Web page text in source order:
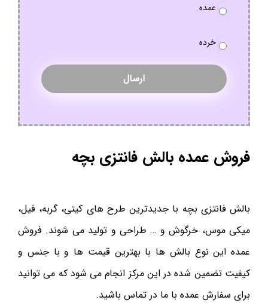
سفارش
عمده
خرده
فروش عمده بالش فانتزی بچه
بالش فانتزی بچه با جدیدترین طرح های کیتی، گربه، فیل،
میکی موس، خرگوش و … طراحی و تولید می شوند. فروش
عمده این نوع بالش ها با بهترین قیمت ها و با جنس و
کیفیت تضمین شده در این مرکز انجام می شود که می توانید
برای سفارش عمده با ما در تماس باشید.